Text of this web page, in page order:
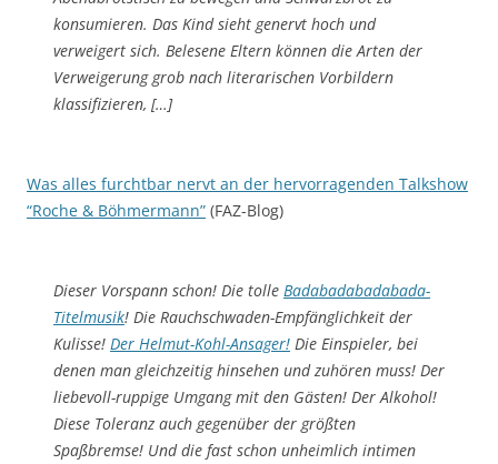
konsumieren. Das Kind sieht genervt hoch und
verweigert sich. Belesene Eltern können die Arten der
Verweigerung grob nach literarischen Vorbildern
klassifizieren, […]
Was alles furchtbar nervt an der hervorragenden Talkshow
“Roche & Böhmermann” (FAZ-Blog)
Dieser Vorspann schon! Die tolle Badabadabadabada-
Titelmusik! Die Rauchschwaden-Empfänglichkeit der
Kulisse! Der Helmut-Kohl-Ansager! Die Einspieler, bei
denen man gleichzeitig hinsehen und zuhören muss! Der
liebevoll-ruppige Umgang mit den Gästen! Der Alkohol!
Diese Toleranz auch gegenüber der größten
Spaßbremse! Und die fast schon unheimlich intimen